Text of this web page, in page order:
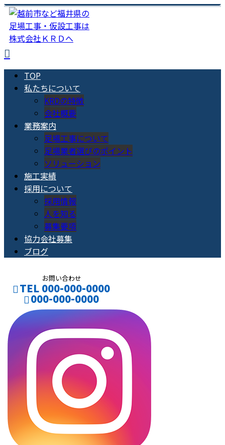
TOP
私たちについて
KRDの特徴
会社概要
業務案内
足場工事について
足場業者選びのポイント
ソリューション
施工実績
採用について
採用情報
人を知る
募集要項
協力会社募集
ブログ
お問い合わせ
TEL 000-000-0000
000-000-0000
ENTRY
CONTACT